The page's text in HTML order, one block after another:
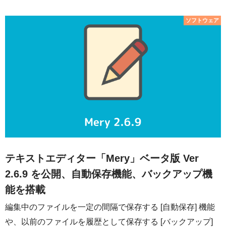
ソフトウェア
テキストエディター「Mery」ベータ版 Ver
2.6.9 を公開、自動保存機能、バックアップ機
能を搭載
編集中のファイルを一定の間隔で保存する [自動保存] 機能
や、以前のファイルを履歴として保存する [バックアップ]